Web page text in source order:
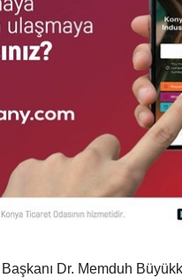
Dr. Memduh